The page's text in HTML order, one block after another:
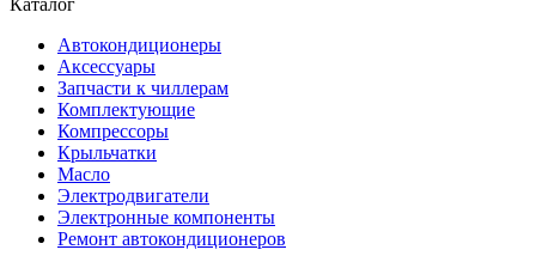
Каталог
Автокондиционеры
Аксессуары
Запчасти к чиллерам
Комплектующие
Компрессоры
Крыльчатки
Масло
Электродвигатели
Электронные компоненты
Ремонт автокондиционеров